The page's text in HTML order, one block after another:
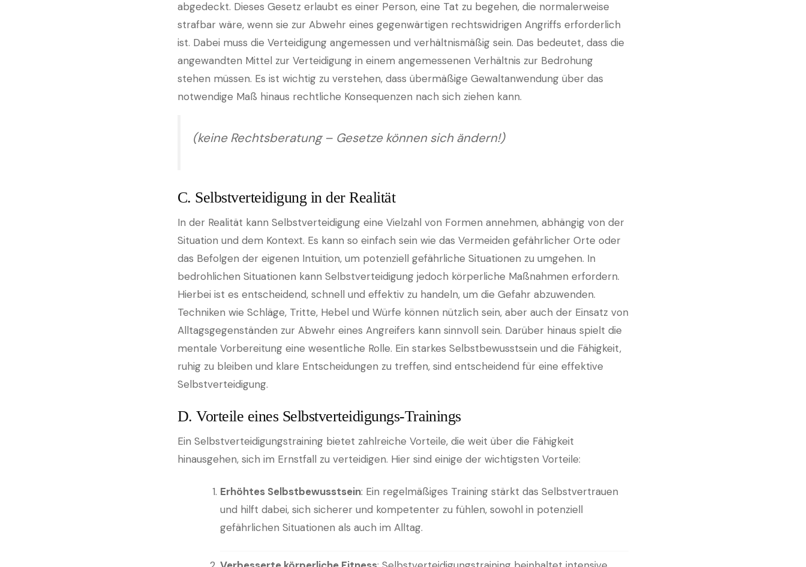
abgedeckt. Dieses Gesetz erlaubt es einer Person, eine Tat zu begehen, die normalerweise
strafbar wäre, wenn sie zur Abwehr eines gegenwärtigen rechtswidrigen Angriffs erforderlich
ist. Dabei muss die Verteidigung angemessen und verhältnismäßig sein. Das bedeutet, dass die
angewandten Mittel zur Verteidigung in einem angemessenen Verhältnis zur Bedrohung
stehen müssen. Es ist wichtig zu verstehen, dass übermäßige Gewaltanwendung über das
notwendige Maß hinaus rechtliche Konsequenzen nach sich ziehen kann.
(keine Rechtsberatung – Gesetze können sich ändern!)
C. Selbstverteidigung in der Realität
In der Realität kann Selbstverteidigung eine Vielzahl von Formen annehmen, abhängig von der
Situation und dem Kontext. Es kann so einfach sein wie das Vermeiden gefährlicher Orte oder
das Befolgen der eigenen Intuition, um potenziell gefährliche Situationen zu umgehen. In
bedrohlichen Situationen kann Selbstverteidigung jedoch körperliche Maßnahmen erfordern.
Hierbei ist es entscheidend, schnell und effektiv zu handeln, um die Gefahr abzuwenden.
Techniken wie Schläge, Tritte, Hebel und Würfe können nützlich sein, aber auch der Einsatz von
Alltagsgegenständen zur Abwehr eines Angreifers kann sinnvoll sein. Darüber hinaus spielt die
mentale Vorbereitung eine wesentliche Rolle. Ein starkes Selbstbewusstsein und die Fähigkeit,
ruhig zu bleiben und klare Entscheidungen zu treffen, sind entscheidend für eine effektive
Selbstverteidigung.
D. Vorteile eines Selbstverteidigungs-Trainings
Ein Selbstverteidigungstraining bietet zahlreiche Vorteile, die weit über die Fähigkeit
hinausgehen, sich im Ernstfall zu verteidigen. Hier sind einige der wichtigsten Vorteile:
Erhöhtes Selbstbewusstsein: Ein regelmäßiges Training stärkt das Selbstvertrauen
und hilft dabei, sich sicherer und kompetenter zu fühlen, sowohl in potenziell
gefährlichen Situationen als auch im Alltag.